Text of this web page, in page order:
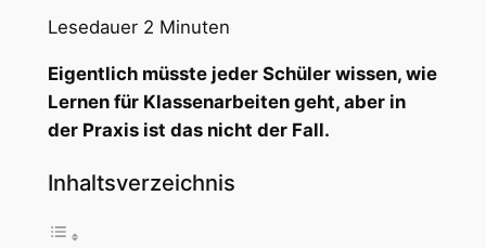
Lesedauer 2 Minuten
Eigentlich müsste jeder Schüler wissen, wie
Lernen für Klassenarbeiten geht, aber in
der Praxis ist das nicht der Fall.
Inhaltsverzeichnis